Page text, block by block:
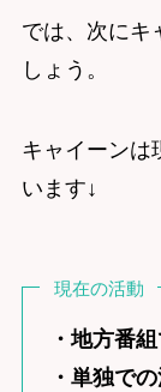
では、次にキ
しょう。
キャイーンは
います↓
現在の活動
・地方番
・単独で